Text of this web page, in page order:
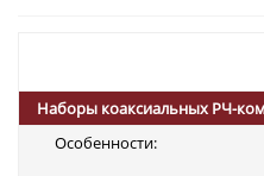
Наборы коаксиальных РЧ-
Особенности: